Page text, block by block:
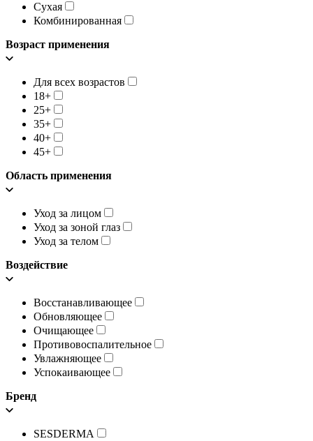
Сухая
Комбинированная
Возраст применения
Для всех возрастов
18+
25+
35+
40+
45+
Область применения
Уход за лицом
Уход за зоной глаз
Уход за телом
Воздействие
Восстанавливающее
Обновляющее
Очищающее
Противовоспалительное
Увлажняющее
Успокаивающее
Бренд
SESDERMA